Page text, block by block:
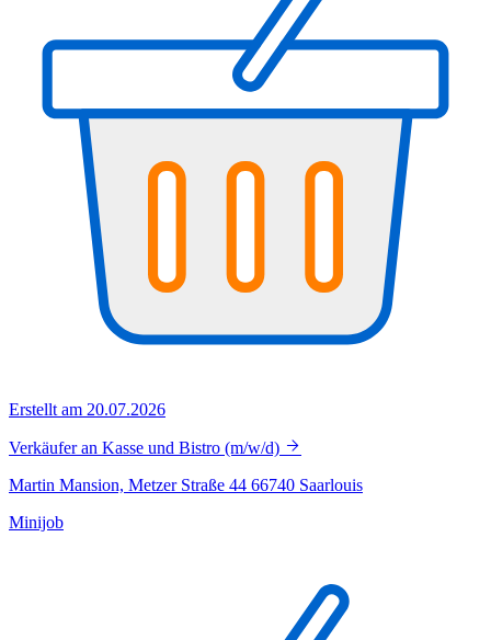
Erstellt am 20.07.2026
Verkäufer an Kasse und Bistro (m/w/d)
Martin Mansion, Metzer Straße 44 66740 Saarlouis
Minijob